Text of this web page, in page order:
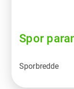
Spor
Sporbredde